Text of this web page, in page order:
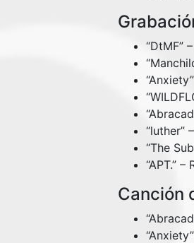
“DtMF”
“luther”
“The
“APT.”
Canción